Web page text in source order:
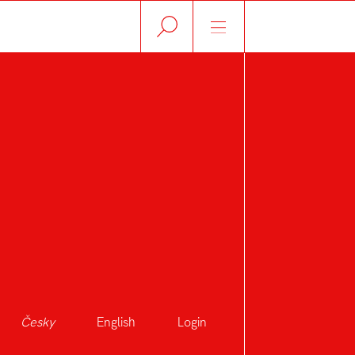
Česky English Login